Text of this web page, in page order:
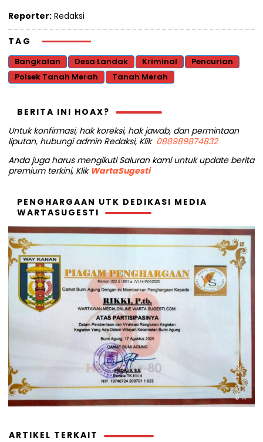
Reporter: Redaksi
TAG
Bangkalan Desa Landak Kriminal
Pencurian
Polsek Tanah Merah
Tanah Merah
BERITA INI HOAX?
Untuk konfirmasi, hak koreksi, hak jawab, dan permintaan
liputan, hubungi admin Redaksi, Klik 088989874832
Anda juga harus mengikuti Saluran kami untuk update berita
premium terkini, Klik WartaSugesti
PENGHARGAAN UTK DEDIKASI MEDIA
WARTASUGESTI
ARTIKEL TERKAIT